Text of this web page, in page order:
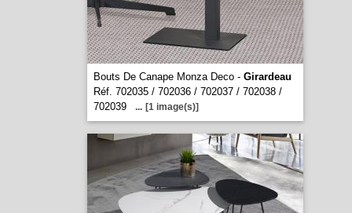
Bouts De Canape Monza Deco - Girardeau
Réf. 702035 / 702036 / 702037 / 702038 /
702039
... [1 image(s)]